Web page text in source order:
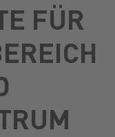
FÜR